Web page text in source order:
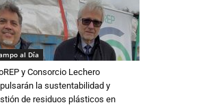
al Día
y Consorcio Lechero
la sustentabilidad y
de residuos plásticos en